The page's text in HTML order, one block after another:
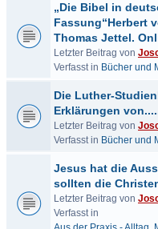
„Die Bibel in
Fassung“Herbert
Thomas Jettel.
Letzter Beitrag von
Verfasst in Bücher und
Die Luther-
Erklärungen
Letzter Beitrag von
Verfasst in Bücher und
Jesus hat die
sollten die
Letzter Beitrag von
Verfasst in